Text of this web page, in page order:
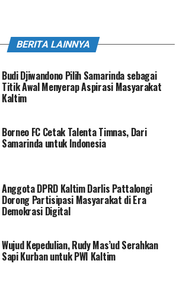
BERITA LAINNYA
Budi Djiwandono Pilih Samarinda sebagai
Titik Awal Menyerap Aspirasi Masyarakat
Kaltim
Borneo FC Cetak Talenta Timnas, Dari
Samarinda untuk Indonesia
Anggota DPRD Kaltim Darlis Pattalongi
Dorong Partisipasi Masyarakat di Era
Demokrasi Digital
Wujud Kepedulian, Rudy Mas’ud Serahkan
Sapi Kurban untuk PWI Kaltim